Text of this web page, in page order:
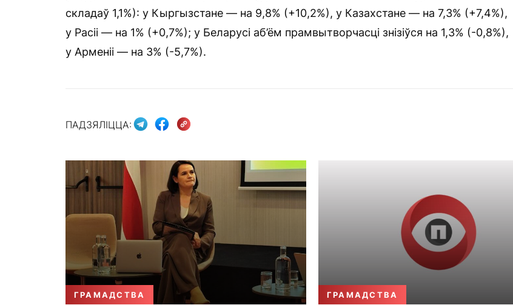
складаў 1,1%): у Кыргызстане — на 9,8% (+10,2%), у Казахстане — на 7,3% (+7,4%),
у Расіі — на 1% (+0,7%); у Беларусі аб’ём прамвытворчасці знізіўся на 1,3% (-0,8%),
у Арменіі — на 3% (-5,7%).
ПАДЗЯЛІЦЦА:
ГРАМАДСТВА ГРАМАДСТВА